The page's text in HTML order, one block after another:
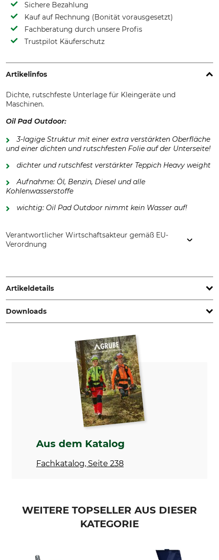
Sichere Bezahlung
Kauf auf Rechnung (Bonität vorausgesetzt)
Fachberatung durch unsere Profis
Trustpilot Käuferschutz
Artikelinfos
Dichte, rutschfeste Unterlage für Kleingeräte und
Maschinen.
Oil Pad Outdoor:
3-lagige Struktur mit einer extra verstärkten Oberfläche
und einer dichten und rutschfesten Folie auf der Unterseite!
dichter und rutschfest verstärkter Teppich Heavy weight
Aufnahme: Öl, Benzin, Diesel und alle
Kohlenwasserstoffe
wichtig: Oil Pad Outdoor nimmt kein Wasser auf!
Verantwortlicher Wirtschaftsakteur gemäß EU-
Verordnung
Bergisch Gladbach, Germany, www.oil-pad.de
Artikeldetails
Marke
Oil Pad
Umweltschutz-Matte
Modellbezeichnung
Downloads
Zertifikat | Zer_oilpad.pdf
Zertifikat | Zer_oilpad_1.pdf
Aus dem Katalog
Fachkatalog, Seite 238
WEITERE TOPSELLER AUS DIESER
KATEGORIE